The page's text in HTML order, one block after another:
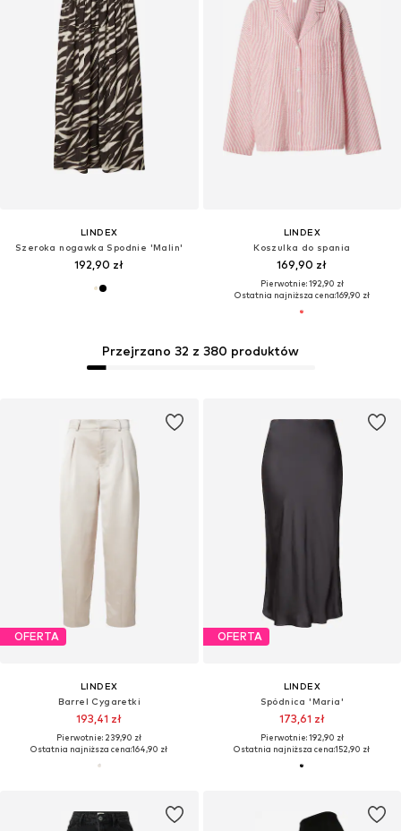
Przejrzano 32 z 380 produktów
LINDEX
Szeroka nogawka Spodnie 'Malin'
192,90 zł
LINDEX
Koszulka do spania
169,90 zł
Pierwotnie: 192,90 zł
Ostatnia najniższa cena:169,90 zł
OFERTA
LINDEX
Barrel Cygaretki
193,41 zł
Pierwotnie: 239,90 zł
Ostatnia najniższa cena:164,90 zł
OFERTA
LINDEX
Spódnica 'Maria'
173,61 zł
Pierwotnie: 192,90 zł
Ostatnia najniższa cena:152,90 zł